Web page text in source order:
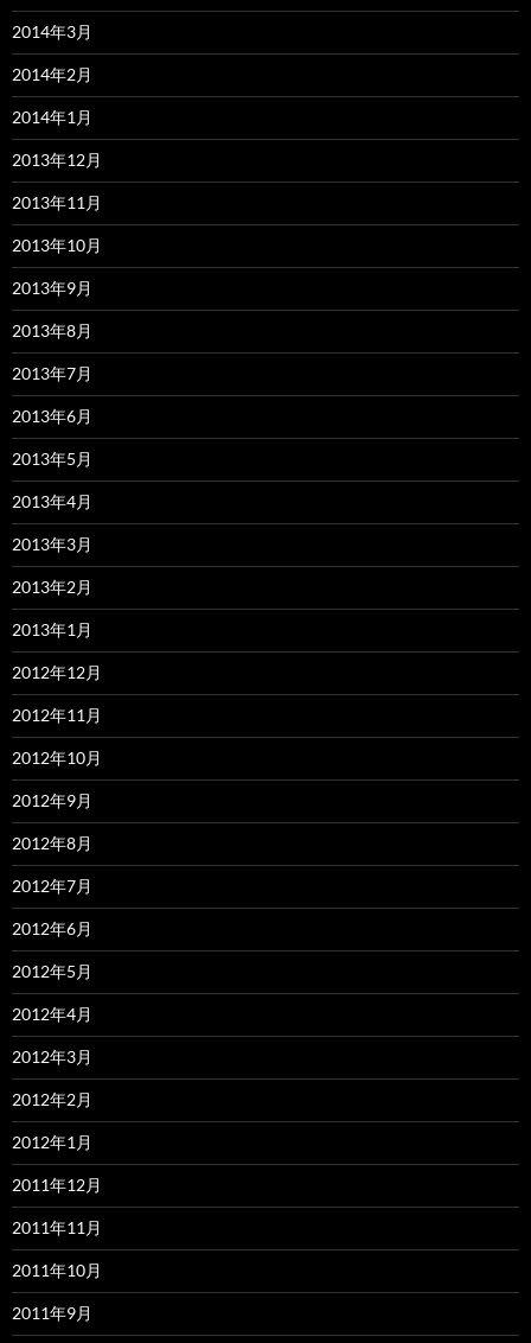
2014年3月
2014年2月
2014年1月
2013年12月
2013年11月
2013年10月
2013年9月
2013年8月
2013年7月
2013年6月
2013年5月
2013年4月
2013年3月
2013年2月
2013年1月
2012年12月
2012年11月
2012年10月
2012年9月
2012年8月
2012年7月
2012年6月
2012年5月
2012年4月
2012年3月
2012年2月
2012年1月
2011年12月
2011年11月
2011年10月
2011年9月